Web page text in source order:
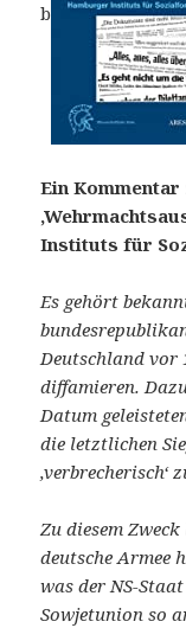
b
Ein
Instituts für
Es gehört
Deutschland vor
diffamieren.
Datum
die letztlichen
‚verbrecherisch‘
Zu diesem
deutsche
was der NS-
Sowjetunion so